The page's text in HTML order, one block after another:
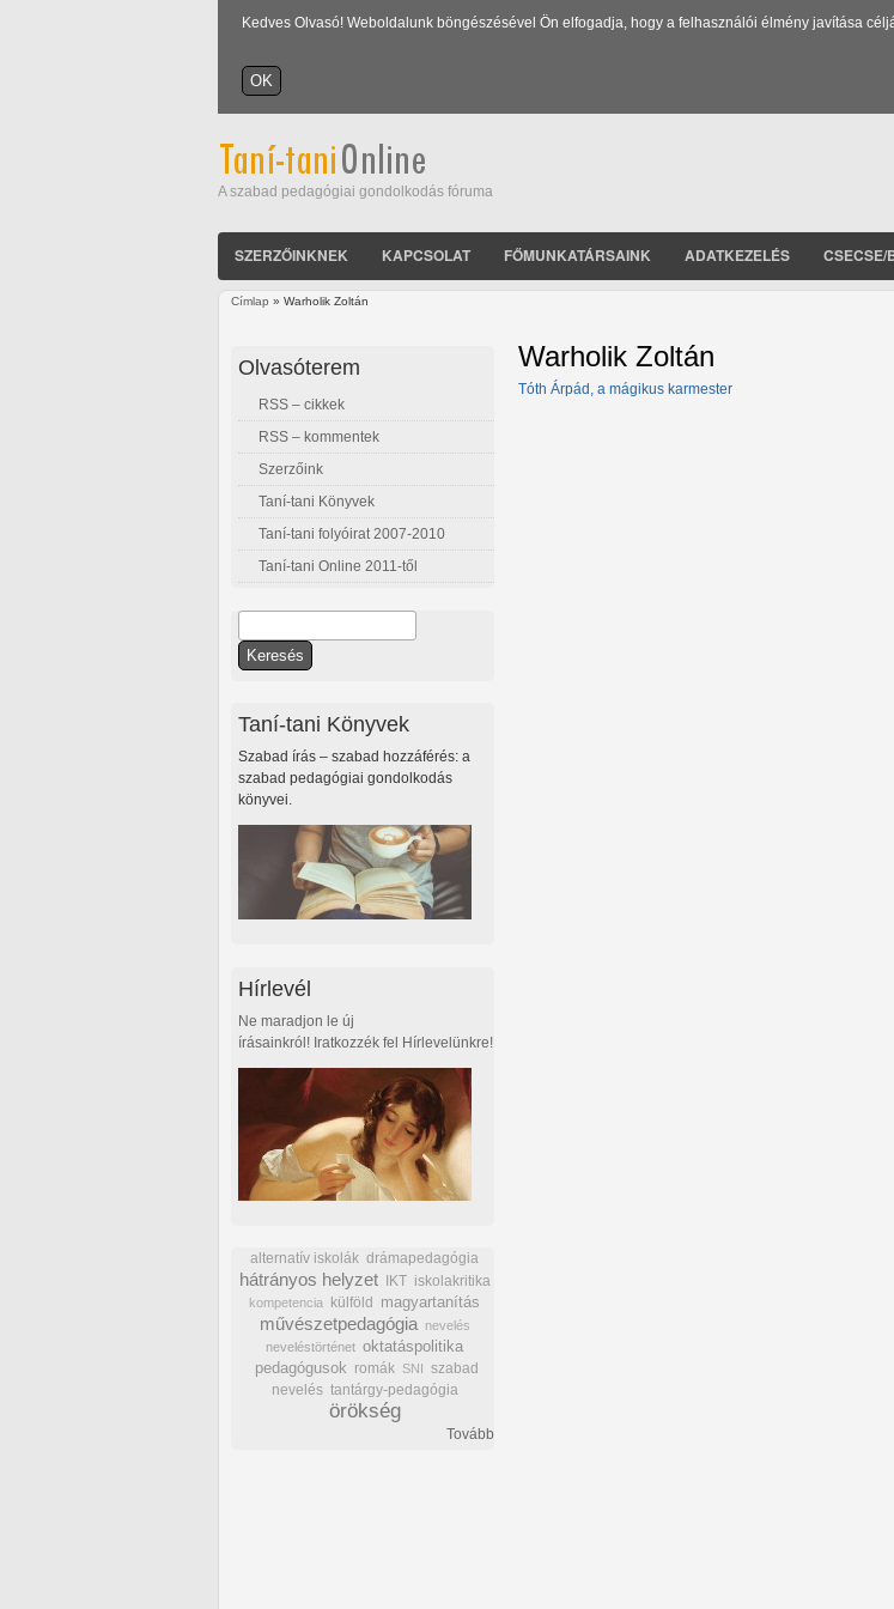
Kedves Olvasó! Weboldalunk böngészésével Ön elfogadja, hogy a felhasználói élmény javítása
A szabad pedagógiai gondolkodás fóruma
SZERZŐINKNEK KAPCSOLAT FŐMUNKATÁRSAINK ADATKEZELÉS CSECSE/
Címlap » Warholik Zoltán
Warholik Zoltán
Tóth Árpád, a mágikus karmester
Olvasóterem
RSS – cikkek
RSS – kommentek
Szerzőink
Taní-tani Könyvek
Taní-tani folyóirat 2007-2010
Taní-tani Online 2011-től
Keresés űrlap
Taní-tani Könyvek
Szabad írás – szabad hozzáférés: a
szabad pedagógiai gondolkodás
könyvei.
Hírlevél
Ne maradjon le új
írásainkról! Iratkozzék fel Hírlevelünkre!
alternatív iskolák drámapedagógia
hátrányos helyzet IKT iskolakritika
kompetencia külföld magyartanítás
művészetpedagógia
nevelés
neveléstörténet oktatáspolitika
pedagógusok romák SNI szabad
nevelés tantárgy-pedagógia
örökség
Tovább